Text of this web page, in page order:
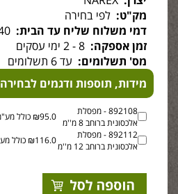
מק"ט: לפי בחירה
דמי משלוח שליח עד הבית:
זמן אספקה:
מס' תשלומים: עד 6 תשלומים
מידות, תוספות ודגמים לבחירה
892108 - מפסלת
אלכסונית ברוחב 8 מ''מ
₪95.0 כולל מע"מ
892112 - מפסלת
אלכסונית ברוחב 12 מ''מ
₪116.0 כולל מע"מ